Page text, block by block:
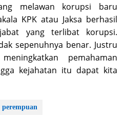
melawan korupsi baru
KPK atau Jaksa berhasil
yang terlibat korupsi.
sepenuhnya benar. Justru
pemahaman
kejahatan itu dapat kita
perempuan